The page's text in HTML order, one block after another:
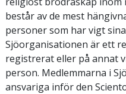
består av de mest
personer som har vigt
Sjöorganisationen är ett
registrerat eller på annat
person. Medlemmarna i
ansvariga inför den